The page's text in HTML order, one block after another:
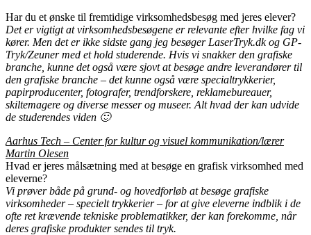
Har du et ønske til fremtidige virksomhedsbesøg med jeres elever?
Det er vigtigt at virksomhedsbesøgene er relevante efter hvilke fag vi
kører. Men det er ikke sidste gang jeg besøger LaserTryk.dk og GP-
Tryk/Zeuner med et hold studerende. Hvis vi snakker den grafiske
branche, kunne det også være sjovt at besøge andre leverandører til
den grafiske branche – det kunne også være specialtrykkerier,
papirproducenter, fotografer, trendforskere, reklamebureauer,
skiltemagere og diverse messer og museer. Alt hvad der kan udvide
de studerendes viden 🙂
Aarhus Tech – Center for kultur og visuel kommunikation/lærer
Martin Olesen
Hvad er jeres målsætning med at besøge en grafisk virksomhed med
eleverne?
Vi prøver både på grund- og hovedforløb at besøge grafiske
virksomheder – specielt trykkerier – for at give eleverne indblik i de
ofte ret krævende tekniske problematikker, der kan forekomme, når
deres grafiske produkter sendes til tryk.